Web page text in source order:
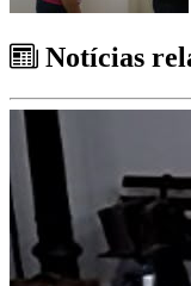
Notícias